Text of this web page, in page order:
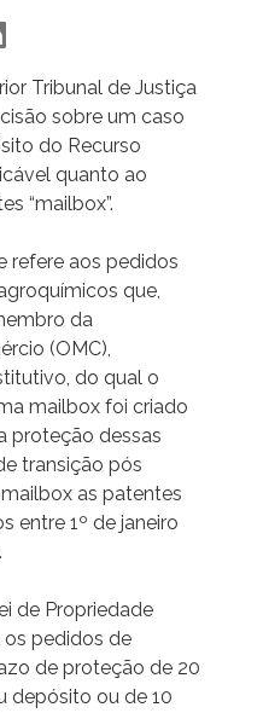
Tribunal de Justiça
sobre um caso
do Recurso
quanto ao
“mailbox”.
refere aos pedidos
que,
da
(OMC),
do qual o
mailbox foi criado
proteção dessas
transição pós
as patentes
entre 1º de janeiro
de Propriedade
os pedidos de
de proteção de 20
depósito ou de 10